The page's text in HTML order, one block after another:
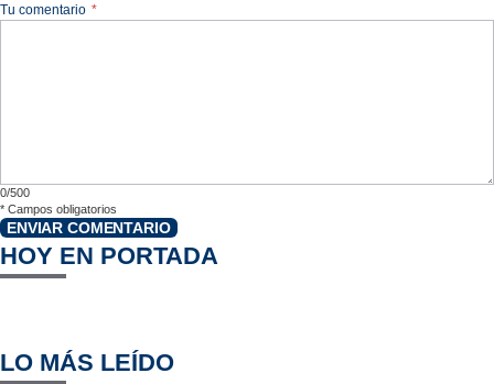
Tu comentario *
0/500
* Campos obligatorios
ENVIAR COMENTARIO
HOY EN PORTADA
LO MÁS LEÍDO